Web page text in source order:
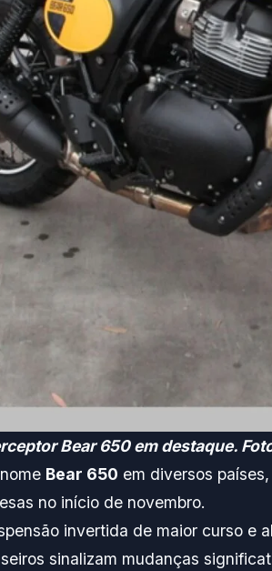
Bear 650 em destaque.
Bear 650 em diversos
no início de novembro.
invertida de maior curso e
sinalizam mudanças